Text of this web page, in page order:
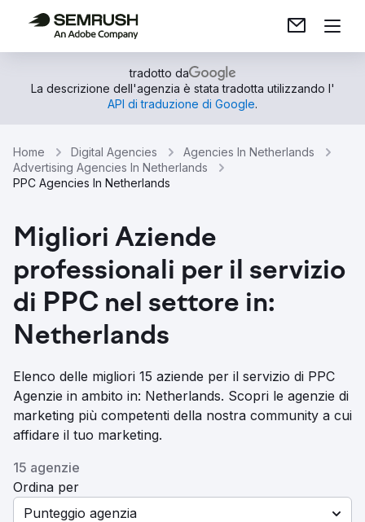
tradotto da
La descrizione dell'agenzia è stata tradotta utilizzando l'
API di traduzione di Google.
Home Digital Agencies
Agencies In Netherlands
Advertising Agencies In Netherlands
PPC Agencies In Netherlands
Migliori Aziende
professionali per il servizio
di PPC nel settore in:
Netherlands
Elenco delle migliori 15 aziende per il servizio di PPC
Agenzie in ambito in: Netherlands. Scopri le agenzie di
marketing più competenti della nostra community a cui
affidare il tuo marketing.
15 agenzie
Ordina per
Punteggio agenzia